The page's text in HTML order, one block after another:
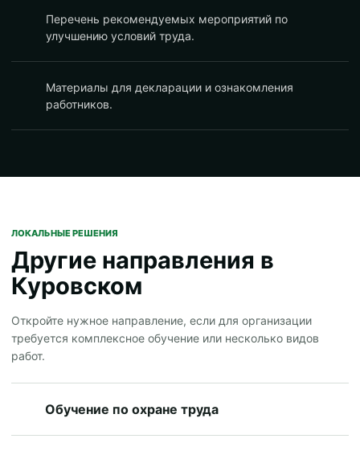
Перечень рекомендуемых мероприятий по
улучшению условий труда.
Материалы для декларации и ознакомления
работников.
ЛОКАЛЬНЫЕ РЕШЕНИЯ
Другие направления в
Куровском
Откройте нужное направление, если для организации
требуется комплексное обучение или несколько видов
работ.
Обучение по охране труда